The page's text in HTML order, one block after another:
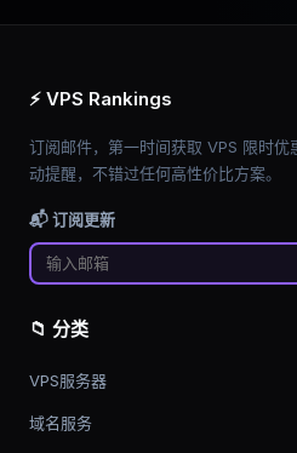
⚡ VPS Rankings
订阅邮件，第一时间获取 VPS 限时
动提醒，不错过任何高性价比方案。
📬 订阅更新
📁 分类
VPS服务器
域名服务